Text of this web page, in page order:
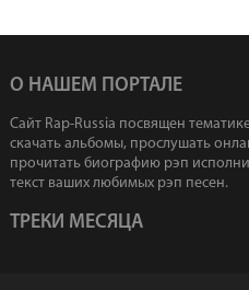
О НАШЕМ ПОРТАЛЕ
Сайт Rap-Russia посвящен
скачать альбомы, прослушать
прочитать биографию рэп
текст ваших любимых рэп песен.
ТРЕКИ МЕСЯЦА